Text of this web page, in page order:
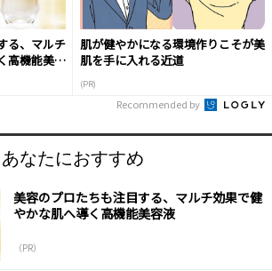
る、マルチ
高機能美容
肌が健やかになる環境作りこそが美
肌を手に入れる近道
(PR)
Recommended by
あなたにおすすめ
美容のプロたちも注目する、マルチ効果で健
やかな肌へ導く高機能美容液
（PR）